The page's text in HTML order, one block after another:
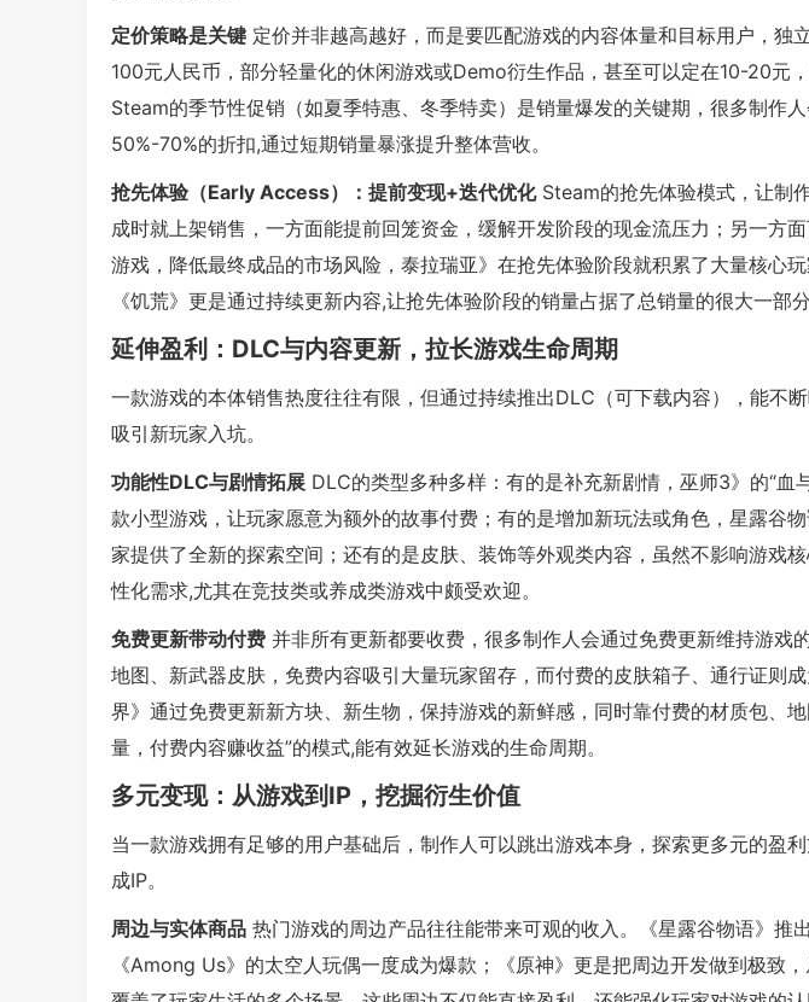
定价策略是关键 定价并非越高越好，而是要匹配游戏的内容体量和目标用户，独
100元人民币，部分轻量化的休闲游戏或Demo衍生作品，甚至可以定在10-20元，
Steam的季节性促销（如夏季特惠、冬季特卖）是销量爆发的关键期，很多制作
50%-70%的折扣,通过短期销量暴涨提升整体营收。
抢先体验（Early Access）：提前变现+迭代优化Steam的抢先体验模式，让制
成时就上架销售，一方面能提前回笼资金，缓解开发阶段的现金流压力；另一方
游戏，降低最终成品的市场风险，泰拉瑞亚》在抢先体验阶段就积累了大量核心
《饥荒》更是通过持续更新内容,让抢先体验阶段的销量占据了总销量的很大一部分
延伸盈利：DLC与内容更新，拉长游戏生命周期
一款游戏的本体销售热度往往有限，但通过持续推出DLC（可下载内容），能不
吸引新玩家入坑。
功能性DLC与剧情拓展 DLC的类型多种多样：有的是补充新剧情，巫师3》的“血
款小型游戏，让玩家愿意为额外的故事付费；有的是增加新玩法或角色，星露谷
家提供了全新的探索空间；还有的是皮肤、装饰等外观类内容，虽然不影响游戏
性化需求,尤其在竞技类或养成类游戏中颇受欢迎。
免费更新带动付费 并非所有更新都要收费，很多制作人会通过免费更新维持游戏
地图、新武器皮肤，免费内容吸引大量玩家留存，而付费的皮肤箱子、通行证则
界》通过免费更新新方块、新生物，保持游戏的新鲜感，同时靠付费的材质包、
量，付费内容赚收益”的模式,能有效延长游戏的生命周期。
多元变现：从游戏到IP，挖掘衍生价值
当一款游戏拥有足够的用户基础后，制作人可以跳出游戏本身，探索更多元的盈
成IP。
周边与实体商品 热门游戏的周边产品往往能带来可观的收入。《星露谷物语》推
《Among Us》的太空人玩偶一度成为爆款；《原神》更是把周边开发做到极致